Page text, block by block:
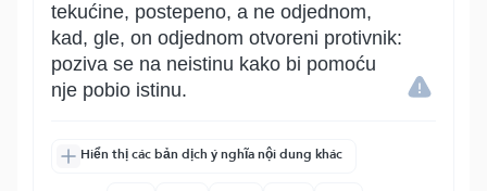
tekućine, postepeno, a ne odjednom,
kad, gle, on odjednom otvoreni protivnik:
poziva se na neistinu kako bi pomoću
nje pobio istinu.
Hiển thị các bản dịch ý nghĩa nội dung khác